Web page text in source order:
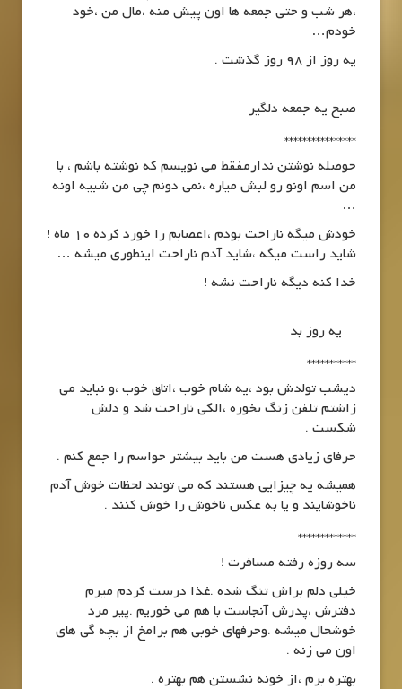
،هر شب و حتی جمعه ها اون پیش منه ،مال من ،خود
خودم…
یه روز از 98 روز گذشت .
صبح یه جمعه دلگیر
****************
حوصله نوشتن ندارمفقط می نویسم که نوشته باشم ، با
من اسم اونو رو لبش میاره ،نمی دونم چی من شبیه اونه
…
خودش میگه ناراحت بودم ،اعصابم را خورد کرده 10 ماه !
شاید راست میگه ،شاید آدم ناراحت اینطوری میشه …
خدا کنه دیگه ناراحت نشه !
یه روز بد
***********
دیشب تولدش بود ،یه شام خوب ،اتاق خوب ،و نباید می
زاشتم تلفن زنگ بخوره ،الکی ناراحت شد و دلش
شکست .
حرفای زیادی هست من باید بیشتر حواسم را جمع کنم .
همیشه یه چیزایی هستند که می تونند لحظات خوش آدم
ناخوشایند و یا به عکس ناخوش را خوش کنند .
*************
سه روزه رفته مسافرت !
خیلی دلم براش تنگ شده .غذا درست کردم میرم
دفترش ،پدرش آنجاست با هم می خوریم .پیر مرد
خوشحال میشه .وحرفهای خوبی هم برامخ از بچه گی های
اون می زنه .
بهتره برم ،از خونه نشستن هم بهتره .